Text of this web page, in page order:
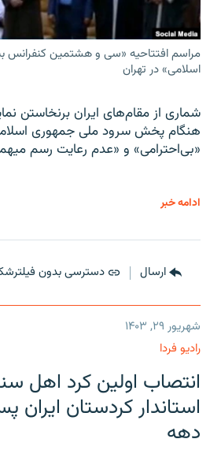
مراسم افتتاحیه «سی و هشتمین کنفرانس
اسلامی» در تهران
شماری از مقام‌های ایران برنخاستن
هنگام پخش سرود ملی جمهوری
«بی‌احترامی» و «عدم رعایت رسم
ادامه خبر
ارسال دسترسی بدون
شهریور ۲۹, ۱۴۰۳
رادیو فردا
انتصاب اولین کرد اهل
استاندار کردستان ایران
دهه